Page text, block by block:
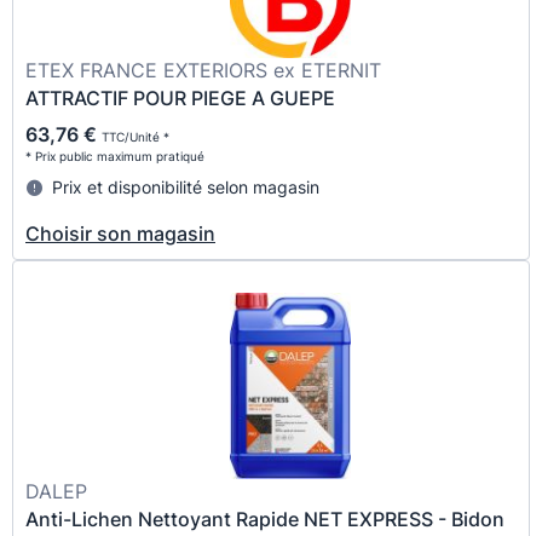
ETEX FRANCE EXTERIORS ex ETERNIT
ATTRACTIF POUR PIEGE A GUEPE
63,76 € TTC/Unité *
* Prix public maximum pratiqué
Prix et disponibilité selon magasin
Choisir son magasin
DALEP
Anti-Lichen Nettoyant Rapide NET EXPRESS - Bidon